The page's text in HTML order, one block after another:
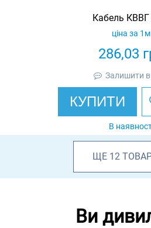
Кабель КВВГ
286,03
ціна за 1м
Залишити
КУПИТИ
В
ЩЕ 12
Ви